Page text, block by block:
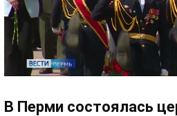
В Перми состоялась